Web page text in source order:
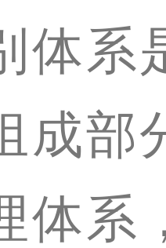
体系
成部
体系